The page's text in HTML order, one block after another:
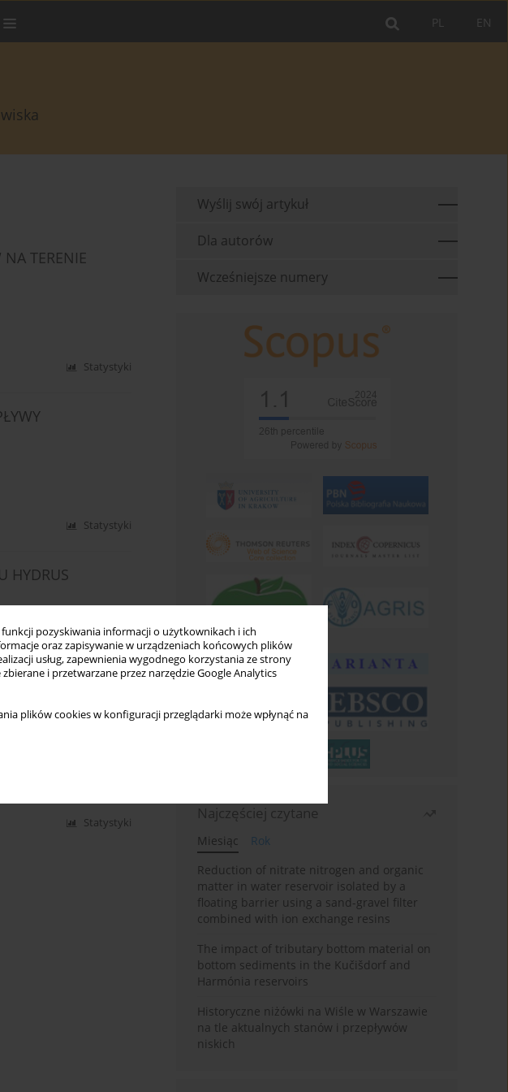
pozyskiwania informacji o użytkownikach i ich
oraz zapisywanie w urządzeniach końcowych plików
usług, zapewnienia wygodnego korzystania ze strony
zbierane i przetwarzane przez narzędzie Google Analytics
plików cookies w konfiguracji przeglądarki może wpłynąć na
EN
PL
TERENIE
Statystyki
Statystyki
HYDRUS
Statystyki
RUMOSZU
Statystyki
Wyślij swój artykuł
Dla autorów
Wcześniejsze numery
Najczęściej czytane
Miesiąc
Rok
Reduction of nitrate nitrogen and organic
matter in water reservoir isolated by a
floating barrier using a sand-gravel filter
combined with ion exchange resins
The impact of tributary bottom material on
bottom sediments in the Kučišdorf and
Harmónia reservoirs
Historyczne niżówki na Wiśle w Warszawie
na tle aktualnych stanów i przepływów
niskich